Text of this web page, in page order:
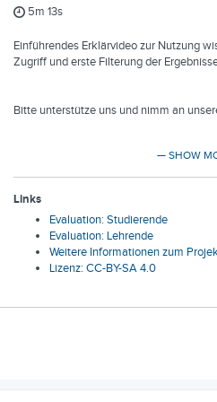
5m 13s
Einführendes Erklärvideo zur Nutzung
Zugriff und erste Filterung der
Bitte unterstütze uns und nimm an
Produziert im Rahmen des Projekts
Lehr-/Lernszenarien" (eLearning-
Credits
Projektleitung: Martin Stelte
Skript: Natalie Mez, Janosch Warda
Darsteller*innen: Natalie Mez, Janosch
Schnitt: Natalie Mez
— SHOW
Links
Evaluation: Studierende
Evaluation: Lehrende
Weitere Informationen zum
Lizenz: CC-BY-SA 4.0